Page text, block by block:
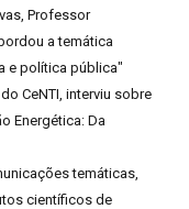
Professor
a temática
e política pública"
CeNTI, interviu sobre
Energética: Da
temáticas,
científicos de